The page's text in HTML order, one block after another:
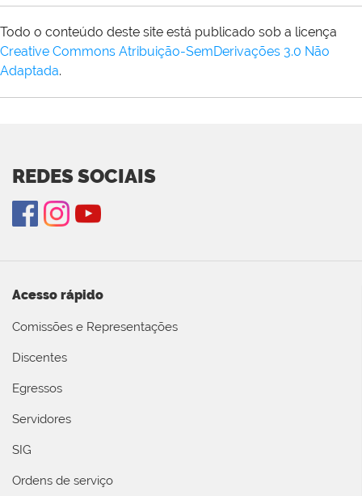
Todo o conteúdo deste site está publicado sob a licença
Creative Commons Atribuição-SemDerivações 3.0 Não
Adaptada.
REDES SOCIAIS
Acesso rápido
Comissões e Representações
Discentes
Egressos
Servidores
SIG
Ordens de serviço